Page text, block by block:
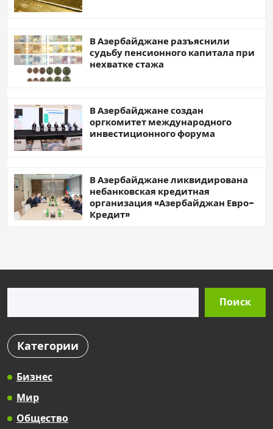
В Азербайджане разъяснили
судьбу пенсионного капитала при
нехватке стажа
В Азербайджане создан
оргкомитет международного
инвестиционного форума
В Азербайджане ликвидирована
небанковская кредитная
организация «Азербайджан Евро-
Кредит»
Поиск
Категории
Бизнес
Мир
Общество